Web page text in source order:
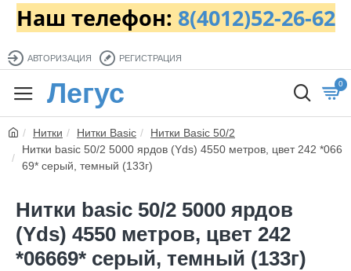
Наш телефон: 8(4012)52-26-62
АВТОРИЗАЦИЯ РЕГИСТРАЦИЯ
Легус 0
Нитки Нитки Basic
Нитки Basic 50/2
Нитки basic 50/2 5000 ярдов (Yds) 4550 метров, цвет 242 *066
69* серый, темный (133г)
Нитки basic 50/2 5000 ярдов
(Yds) 4550 метров, цвет 242
*06669* серый, темный (133г)